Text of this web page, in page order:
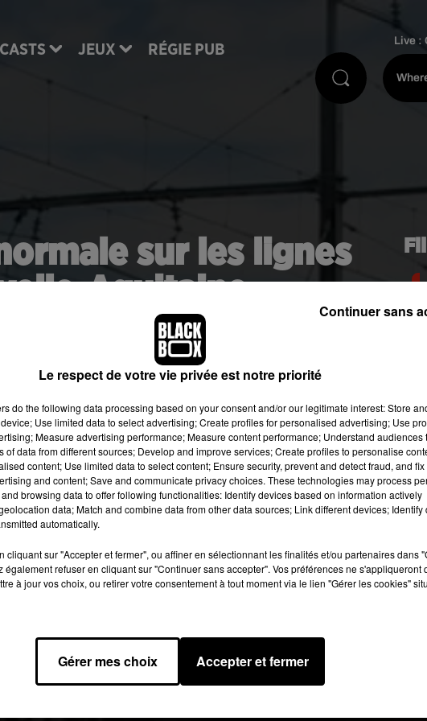
JEUX RÉGIE PUB
Live :
sur les lignes
Aquitaine
après un acte de malveillance.
Hendaye, Bordeaux-Mont de Marsan et Bordeaux-
nouvelle !
#Bordeaux↔#Hendaye
cette nuit à Pessac, suite à l'acte de malveillance.
(@TERNouvelleAQ)
incendie de deux armoires électriques à Pessac. En début de
de trains. Des travaux ont été menés pendant ces
circulation, c’est donc chose faite.
qu’il s’agissait d’un acte de malveillance.
Le respect de votre vie privée est notre priorité
do the following data processing based on your consent and/or our legitimate interest: Store
Use limited data to select advertising; Create profiles for personalised advertising; Use
Measure advertising performance; Measure content performance; Understand audiences
of data from different sources; Develop and improve services; Create profiles to personalise
content; Use limited data to select content; Ensure security, prevent and detect fraud, and fix
and content; Save and communicate privacy choices. These technologies may process
browsing data to offer following functionalities: Identify devices based on information actively
data; Match and combine data from other data sources; Link different devices; Identify
automatically.
cliquant sur "Accepter et fermer", ou affiner en sélectionnant les finalités et/ou partenaires dans
également refuser en cliquant sur "Continuer sans accepter". Vos préférences ne s'appliqueront
à jour vos choix, ou retirer votre consentement à tout moment via le lien "Gérer les cookies"
Gérer mes choix Accepter et fermer
Continuer sans